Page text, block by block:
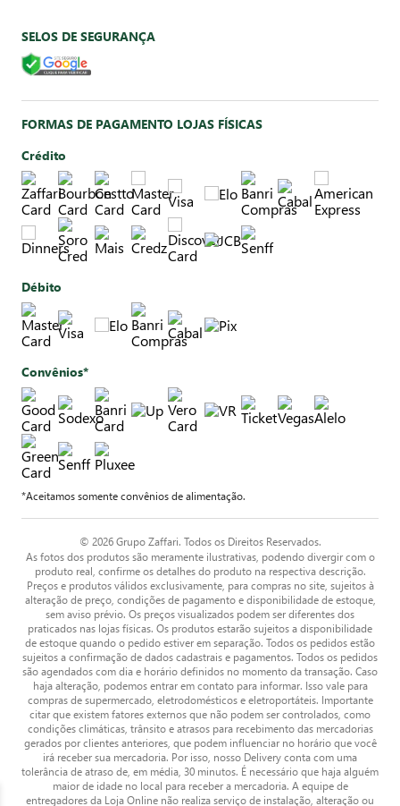
SELOS DE SEGURANÇA
FORMAS DE PAGAMENTO LOJAS FÍSICAS
Crédito
Débito
Convênios*
*Aceitamos somente convênios de alimentação.
© 2026 Grupo Zaffari. Todos os Direitos Reservados.
As fotos dos produtos são meramente ilustrativas, podendo divergir com o
produto real, confirme os detalhes do produto na respectiva descrição.
Preços e produtos válidos exclusivamente, para compras no site, sujeitos à
alteração de preço, condições de pagamento e disponibilidade de estoque,
sem aviso prévio. Os preços visualizados podem ser diferentes dos
praticados nas lojas físicas. Os produtos estarão sujeitos a disponibilidade
de estoque quando o pedido estiver em separação. Todos os pedidos estão
sujeitos a confirmação de dados cadastrais e pagamentos. Todos os pedidos
são agendados com dia e horário definidos no momento da transação. Caso
haja alteração, podemos entrar em contato para informar. Isso vale para
compras de supermercado, eletrodomésticos e eletroportáteis. Importante
citar que existem fatores externos que não podem ser controlados, como
condições climáticas, trânsito e atrasos para recebimento das mercadorias
gerados por clientes anteriores, que podem influenciar no horário que você
irá receber sua mercadoria. Por isso, nosso Delivery conta com uma
tolerância de atraso de, em média, 30 minutos. É necessário que haja alguém
maior de idade no local para receber a mercadoria. A equipe de
entregadores da Loja Online não realiza serviço de instalação, alteração ou